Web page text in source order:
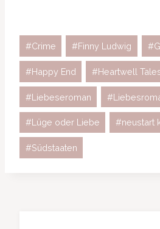
Schlagworte:
#Crime #Finny Ludwig #
#Happy End #Heartwell
#Liebeseroman #
#Lüge oder Liebe #neustart
#Südstaaten